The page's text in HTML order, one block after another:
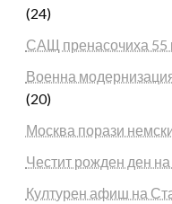
(24)
САЩ пренасочиха 55
Военна
(20)
Москва порази
Честит рожден ден
Културен афиш на